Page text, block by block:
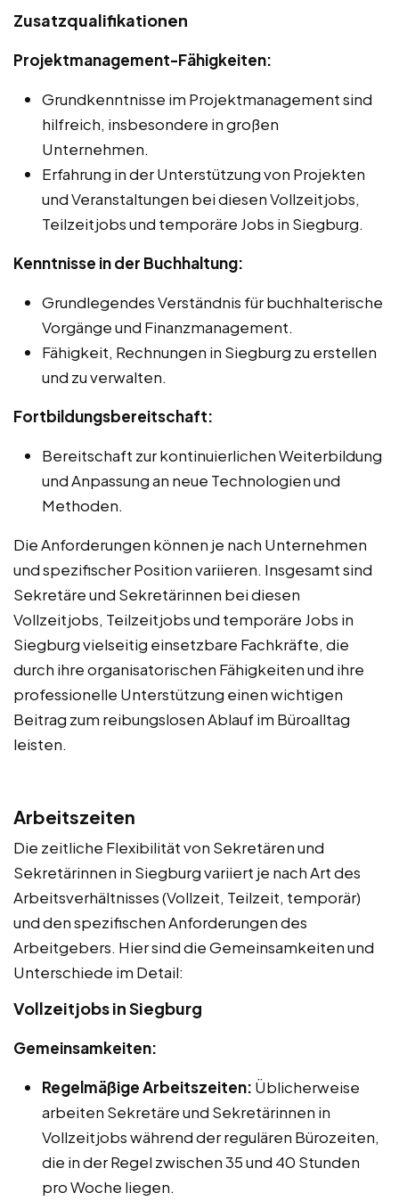
Zusatzqualifikationen
Projektmanagement-Fähigkeiten:
Grundkenntnisse im Projektmanagement sind
hilfreich, insbesondere in großen
Unternehmen.
Erfahrung in der Unterstützung von Projekten
und Veranstaltungen bei diesen Vollzeitjobs,
Teilzeitjobs und temporäre Jobs in Siegburg.
Kenntnisse in der Buchhaltung:
Grundlegendes Verständnis für buchhalterische
Vorgänge und Finanzmanagement.
Fähigkeit, Rechnungen in Siegburg zu erstellen
und zu verwalten.
Fortbildungsbereitschaft:
Bereitschaft zur kontinuierlichen Weiterbildung
und Anpassung an neue Technologien und
Methoden.
Die Anforderungen können je nach Unternehmen
und spezifischer Position variieren. Insgesamt sind
Sekretäre und Sekretärinnen bei diesen
Vollzeitjobs, Teilzeitjobs und temporäre Jobs in
Siegburg vielseitig einsetzbare Fachkräfte, die
durch ihre organisatorischen Fähigkeiten und ihre
professionelle Unterstützung einen wichtigen
Beitrag zum reibungslosen Ablauf im Büroalltag
leisten.
Arbeitszeiten
Die zeitliche Flexibilität von Sekretären und
Sekretärinnen in Siegburg variiert je nach Art des
Arbeitsverhältnisses (Vollzeit, Teilzeit, temporär)
und den spezifischen Anforderungen des
Arbeitgebers. Hier sind die Gemeinsamkeiten und
Unterschiede im Detail:
Vollzeitjobs in Siegburg
Gemeinsamkeiten:
Regelmäßige Arbeitszeiten: Üblicherweise
arbeiten Sekretäre und Sekretärinnen in
Vollzeitjobs während der regulären Bürozeiten,
die in der Regel zwischen 35 und 40 Stunden
pro Woche liegen.